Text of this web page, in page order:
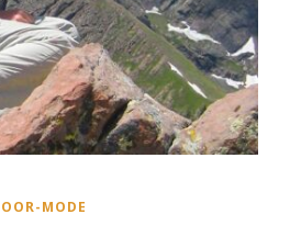
MODE